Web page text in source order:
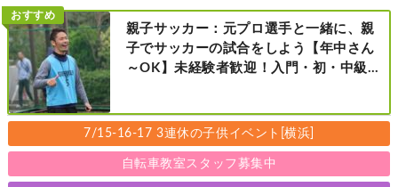
店・町田店・マルイファミリー溝口店］
おすすめ
親子サッカー：元プロ選手と一緒に、親
子でサッカーの試合をしよう【年中さん
～OK】未経験者歓迎！入門・初・中級の
7/15-16-17 3連休の子供イベント[横浜]
自転車教室スタッフ募集中